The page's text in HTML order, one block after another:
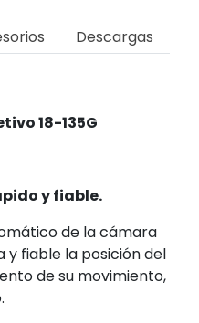
Descargas
18-135G
y fiable.
de la cámara
fiable la posición del
de su movimiento,